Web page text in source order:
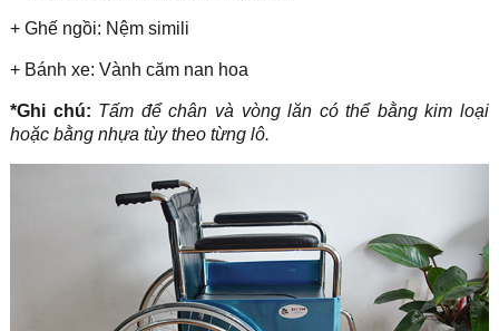
+ Ghế ngồi: Nệm simili
+ Bánh xe: Vành căm nan hoa
*Ghi chú: Tấm để chân và vòng lăn có thể bằng kim loại
hoặc bằng nhựa tùy theo từng lô.